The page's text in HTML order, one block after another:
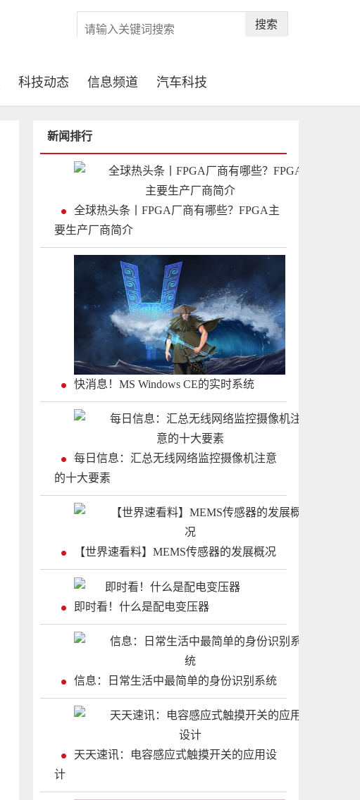
搜索
科技动态 信息频道 汽车科技
新闻排行
全球热头条丨FPGA厂商有哪些？FPGA主
要生产厂商简介
快消息！MS Windows CE的实时系统
每日信息：汇总无线网络监控摄像机注意
的十大要素
【世界速看料】MEMS传感器的发展概况
即时看！什么是配电变压器
信息：日常生活中最简单的身份识别系统
天天速讯：电容感应式触摸开关的应用设
计